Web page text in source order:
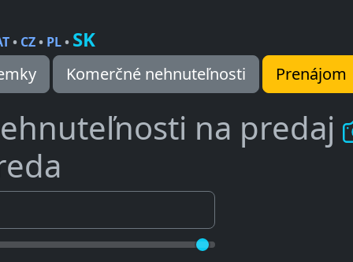
• CZ• PL• SK
Komerčné nehnuteľnosti Prenájom
na predaj